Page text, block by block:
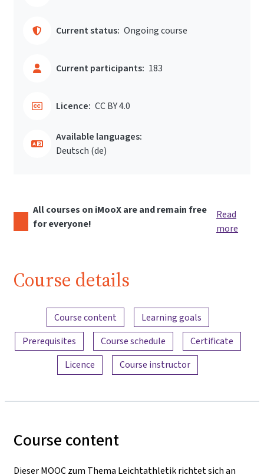
Current status: Ongoing course
Current participants: 183
Licence: CC BY 4.0
Available languages:
Deutsch ‎(de)‎
All courses on iMooX are and remain free
for everyone!
Read
more
Course details
Content overview
Course content
Learning goals
Prerequisites
Course schedule
Certificate
Licence
Course instructor
Course content
Dieser MOOC zum Thema Leichtathletik richtet sich an